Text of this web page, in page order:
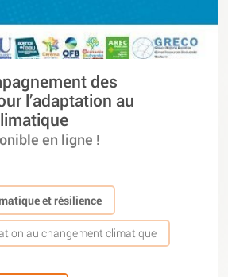
des
l’adaptation au
en ligne !
et résilience
au changement climatique